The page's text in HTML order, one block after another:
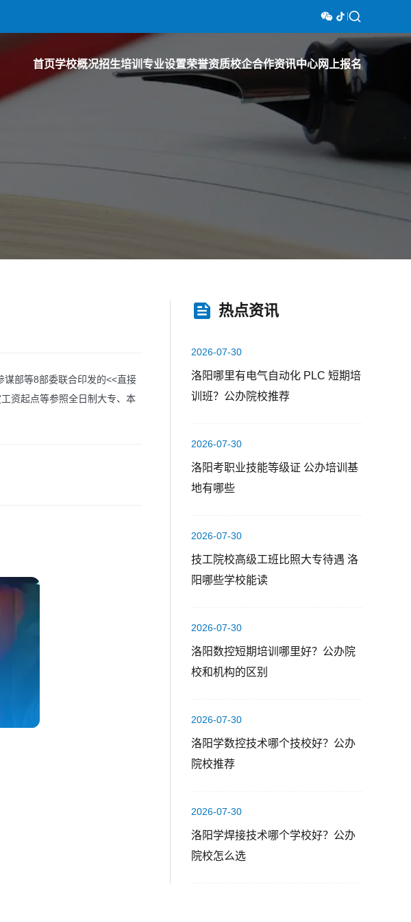
首页学校概况招生培训 专业设置荣誉资质校企合作资讯中心网上报名
部等8部委联合印发的<<直接
资起点等参照全日制大专、本
热点资讯
2026-07-30
洛阳哪里有电气自动化 PLC 短期培
训班？公办院校推荐
2026-07-30
洛阳考职业技能等级证 公办培训基
地有哪些
2026-07-30
技工院校高级工班比照大专待遇 洛
阳哪些学校能读
2026-07-30
洛阳数控短期培训哪里好？公办院
校和机构的区别
2026-07-30
洛阳学数控技术哪个技校好？公办
院校推荐
2026-07-30
洛阳学焊接技术哪个学校好？公办
院校怎么选